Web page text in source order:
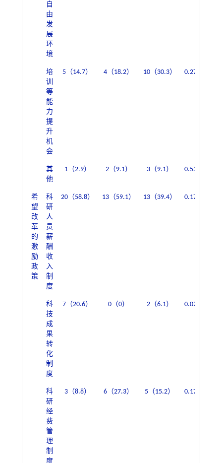
自
由
发
展
环
境
培
训
等
能
力
提
升
机
会
5（14.7） 4（18.2） 10（30.3） 0.272
其
他
1（2.9） 2（9.1） 3（9.1） 0.532
希
望
改
革
的
激
励
政
策
科
研
人
员
薪
酬
收
入
制
度
20（58.8） 13（59.1） 13（39.4） 0.172
科
技
成
果
转
化
制
度
7（20.6） 0（0） 2（6.1） 0.028
科
研
经
费
管
理
制
度
3（8.8） 6（27.3） 5（15.2） 0.179